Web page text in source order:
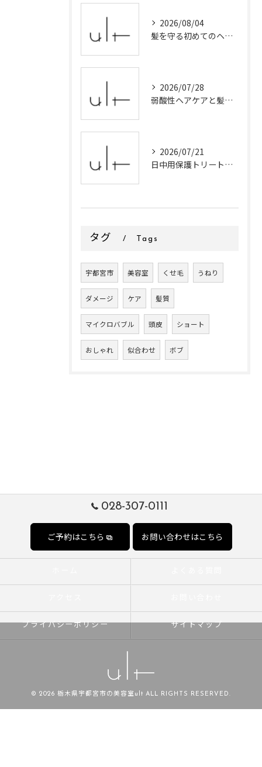
2026/08/04
髪を守る初めてのヘアカラー初心者向け自然な色選びと失敗しない秘訣
2026/07/28
弱酸性ヘアケアと髪の美しさを守る栃木県宇都宮市栃木市での最適なヘアカラーとトリートメント手法
2026/07/21
日中用保護トリートメントで髪やヘアカラーを紫外線から守る新習慣と選び方
タグ Tags
宇都宮市 美容室 くせ毛 うねり
ダメージ ケア 髪質
マイクロバブル 頭皮 ショート
おしゃれ 似合わせ ボブ
028-307-0111
ご予約はこちら お問い合わせはこちら
プライバシーポリシー サイトマップ
© 2026 栃木県宇都宮市の美容室ult ALL RIGHTS RESERVED.